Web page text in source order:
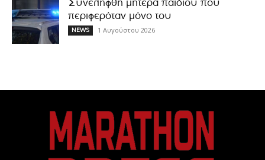
Συνελήφθη μητέρα παιδιού που
περιφερόταν μόνο του
NEWS 1 Αυγούστου 2026